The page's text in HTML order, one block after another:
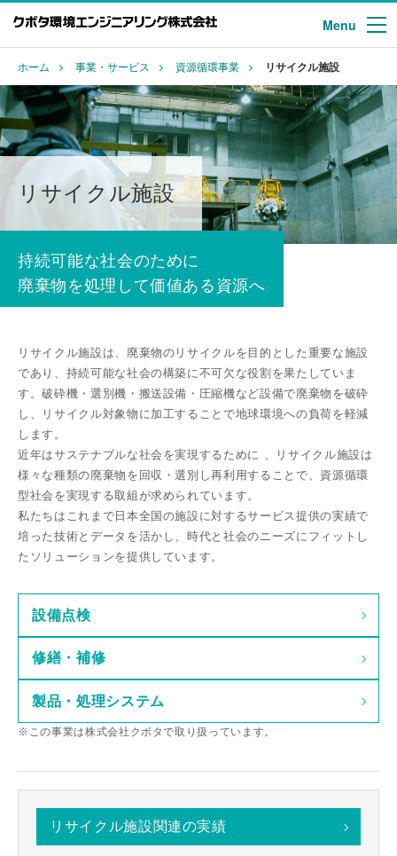
Menu
ホーム 事業・サービス 資源循環事業 リサイクル施設
リサイクル施設
持続可能な社会のために
廃棄物を処理して価値ある資源へ
リサイクル施設は、廃棄物のリサイクルを⽬的とした重要な施設
であり、持続可能な社会の構築に不可⽋な役割を果たしていま
す。破砕機・選別機・搬送設備・圧縮機など設備で廃棄物を破砕
し、リサイクル対象物に加⼯することで地球環境への負荷を軽減
します。
近年はサステナブルな社会を実現するために 、リサイクル施設は
様々な種類の廃棄物を回収・選別し再利用することで、資源循環
型社会を実現する取組が求められています。
私たちはこれまで⽇本全国の施設に対するサービス提供の実績で
培った技術とデータを活かし、時代と社会のニーズにフィットし
たソリューションを提供しています。
設備点検
修繕・補修
製品・処理システム
※この事業は株式会社クボタで取り扱っています。
リサイクル施設関連の実績